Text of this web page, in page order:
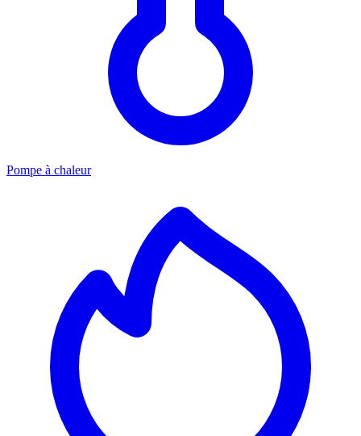
Pompe à chaleur